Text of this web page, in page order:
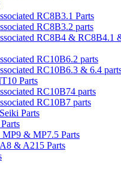
RC8B3.1 Parts
RC8B3.2 parts
RC8B4 & RC8B4.1
RC10B6.2 parts
RC10B6.3 & 6.4
Parts
RC10B74 parts
RC10B7 parts
Parts
& MP7.5 Parts
& A215 Parts